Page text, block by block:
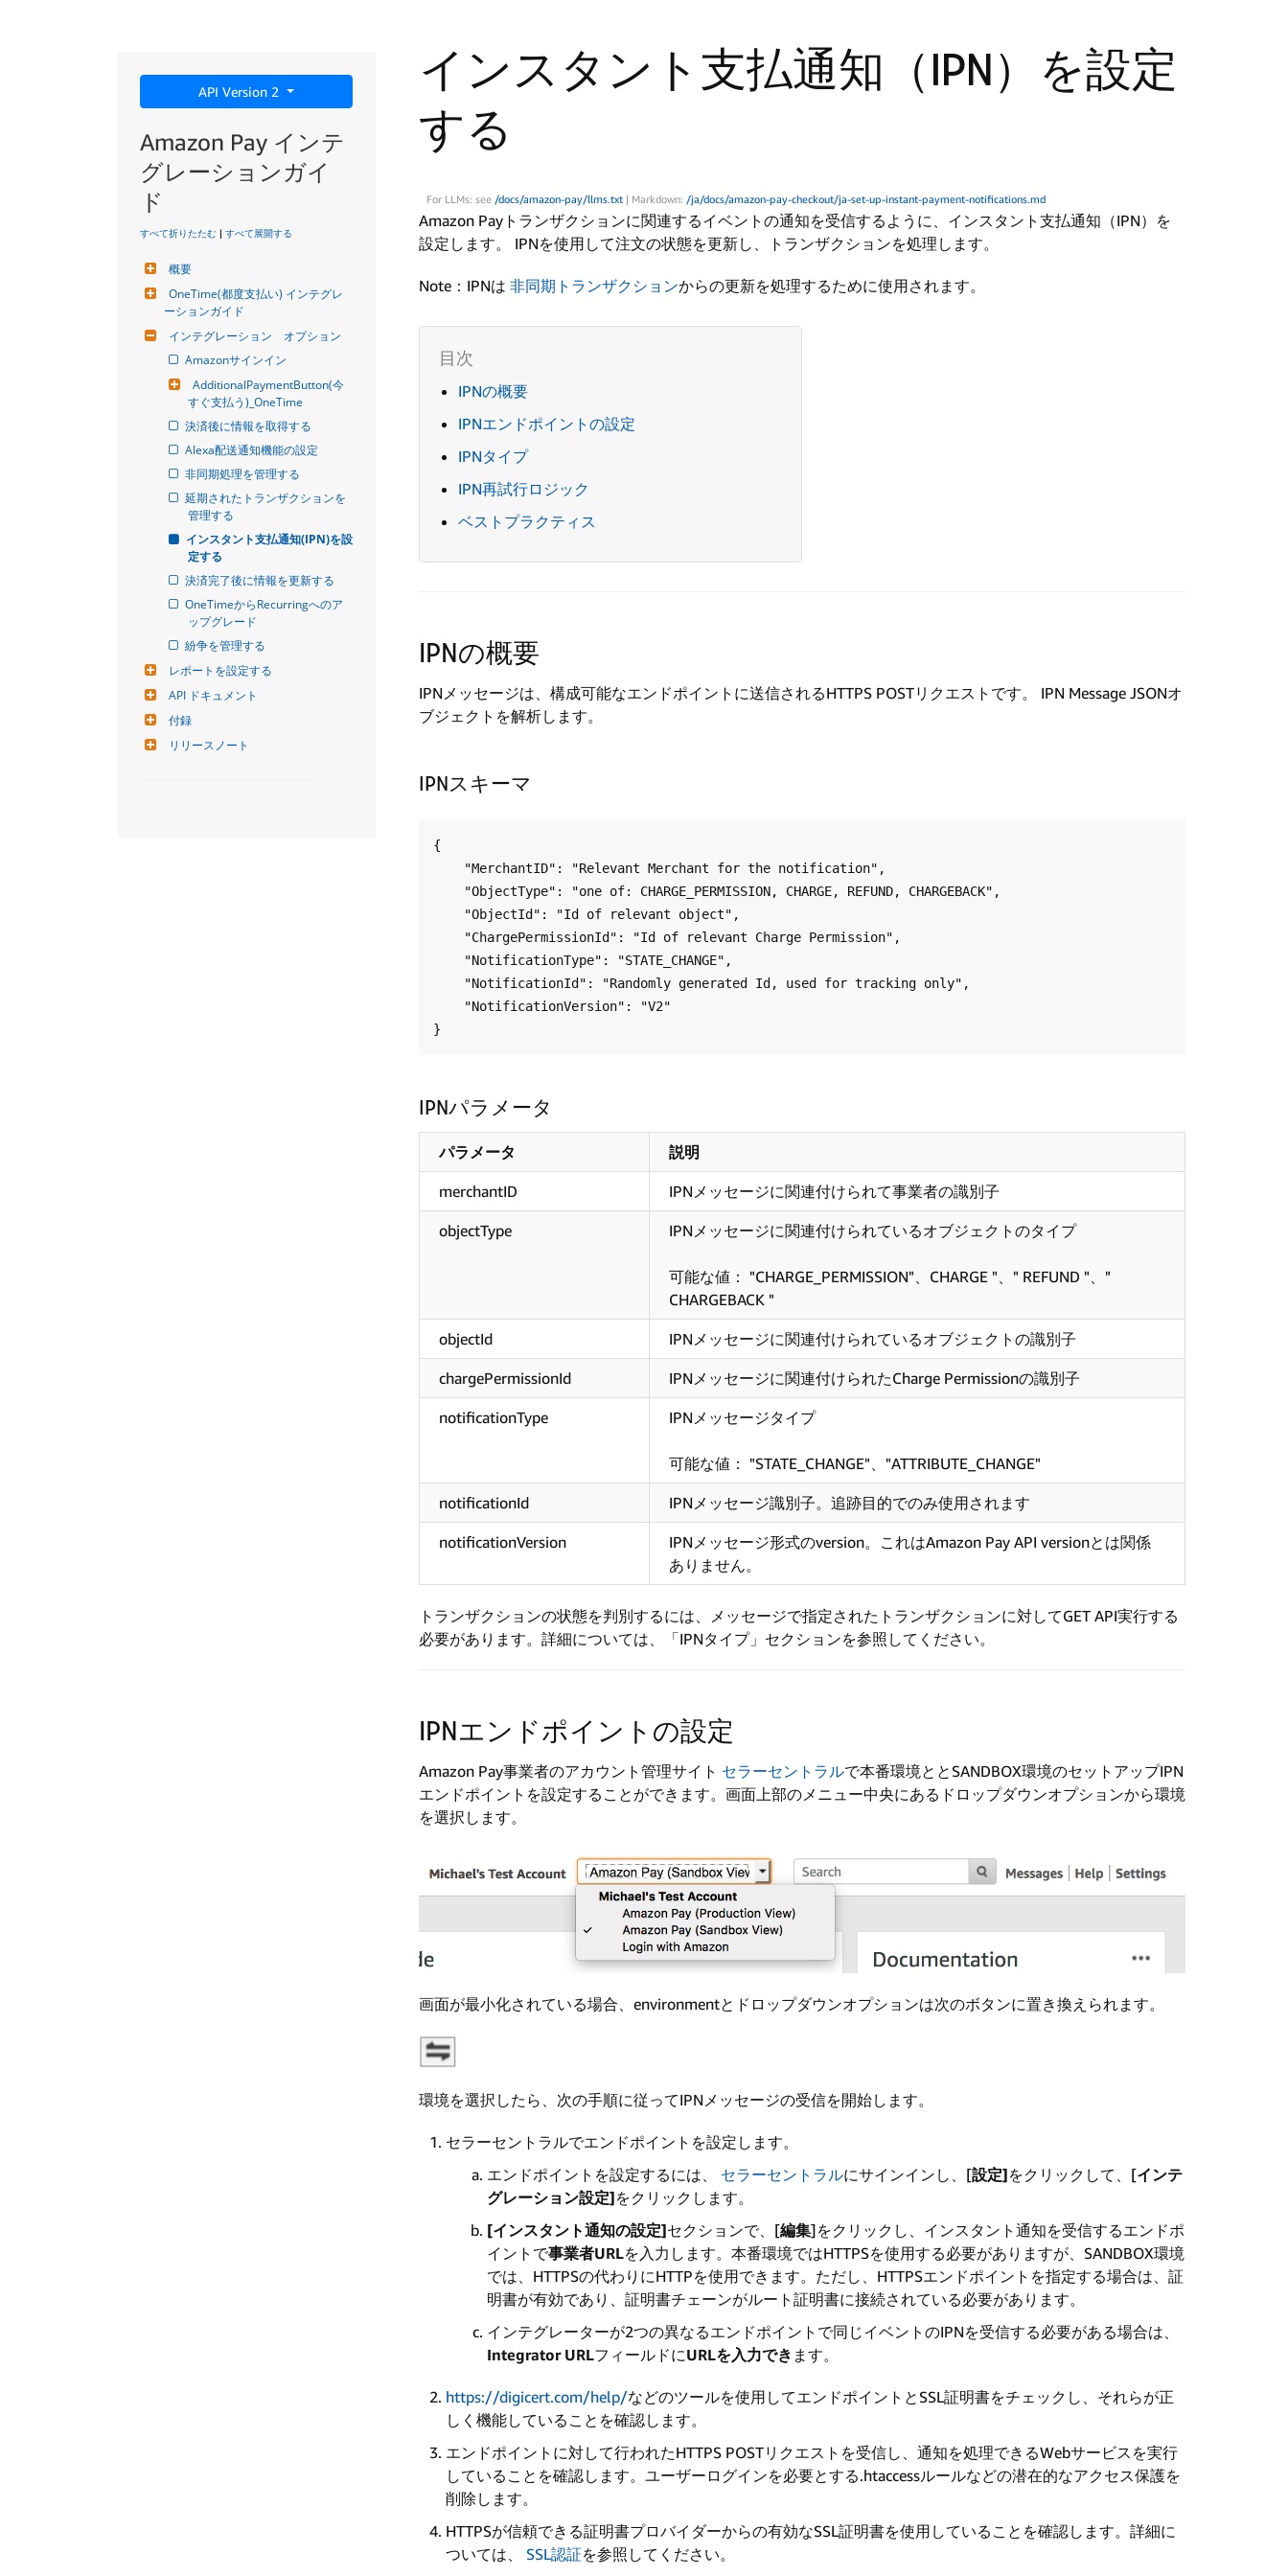
API Version 2
Amazon Pay インテ
グレーションガイ
ド
すべて折りたたむ | すべて展開する
概要
OneTime(都度支払い) インテグレ
ーションガイド
インテグレーション　オプション
Amazonサインイン
AdditionalPaymentButton(今
すぐ支払う)_OneTime
決済後に情報を取得する
Alexa配送通知機能の設定
非同期処理を管理する
延期されたトランザクションを
管理する
インスタント支払通知(IPN)を設
定する
決済完了後に情報を更新する
OneTimeからRecurringへのア
ップグレード
紛争を管理する
レポートを設定する
API ドキュメント
付録
リリースノート
インスタント支払通知（IPN）を設定
する
For LLMs: see /docs/amazon-pay/llms.txt | Markdown: /ja/docs/amazon-pay-checkout/ja-set-up-instant-payment-notifications.md
Amazon Payトランザクションに関連するイベントの通知を受信するように、インスタント支払通知（IPN）を
設定します。 IPNを使用して注文の状態を更新し、トランザクションを処理します。
Note：IPNは 非同期トランザクションからの更新を処理するために使用されます。
IPNの概要
IPNエンドポイントの設定
IPNタイプ
IPN再試行ロジック
ベストプラクティス
IPNの概要
IPNメッセージは、構成可能なエンドポイントに送信されるHTTPS POSTリクエストです。 IPN Message JSONオ
ブジェクトを解析します。
IPNスキーマ
{
IPNパラメータ
パラメータ 説明
merchantID IPNメッセージに関連付けられて事業者の識別子
objectType IPNメッセージに関連付けられているオブジェクトのタイプ
可能な値： "CHARGE_PERMISSION"、CHARGE "、" REFUND "、"
CHARGEBACK "
objectId IPNメッセージに関連付けられているオブジェクトの識別子
chargePermissionId IPNメッセージに関連付けられたCharge Permissionの識別子
notificationType IPNメッセージタイプ
可能な値： "STATE_CHANGE"、"ATTRIBUTE_CHANGE"
notificationId IPNメッセージ識別子。追跡目的でのみ使用されます
notificationVersion
IPNメッセージ形式のversion。これはAmazon Pay API versionとは関係
ありません。
トランザクションの状態を判別するには、メッセージで指定されたトランザクションに対してGET API実行する
必要があります。詳細については、「IPNタイプ」セクションを参照してください。
IPNエンドポイントの設定
Amazon Pay事業者のアカウント管理サイト セラーセントラルで本番環境ととSANDBOX環境のセットアップIPN
エンドポイントを設定することができます。画面上部のメニュー中央にあるドロップダウンオプションから環境
を選択します。
画面が最小化されている場合、environmentとドロップダウンオプションは次のボタンに置​​き換えられます。
環境を選択したら、次の手順に従ってIPNメッセージの受信を開始します。
セラーセントラルでエンドポイントを設定します。
エンドポイントを設定するには、 セラーセントラルにサインインし、[設定]をクリックして、[インテ
グレーション設定]をクリックします。
[インスタント通知の設定]セクションで、[編集]をクリックし、インスタント通知を受信するエンドポ
イントで事業者URLを入力します。本番環境ではHTTPSを使用する必要がありますが、SANDBOX環境
では、HTTPSの代わりにHTTPを使用できます。ただし、HTTPSエンドポイントを指定する場合は、証
明書が有効であり、証明書チェーンがルート証明書に接続されている必要があります。
インテグレーターが2つの異なるエンドポイントで同じイベントのIPNを受信する必要がある場合は、
Integrator URLフィールドにURLを入力でき ます。
https://digicert.com/help/などのツールを使用してエンドポイントとSSL証明書をチェックし、それらが正
しく機能していることを確認します。
エンドポイントに対して行われたHTTPS POSTリクエストを受信し、通知を処理できるWebサービスを実行
していることを確認します。ユーザーログインを必要とする.htaccessルールなどの潜在的なアクセス保護を
削除します。
HTTPSが信頼できる証明書プロバイダーからの有効なSSL証明書を使用していることを確認します。詳細に
ついては、 SSL認証を参照してください。